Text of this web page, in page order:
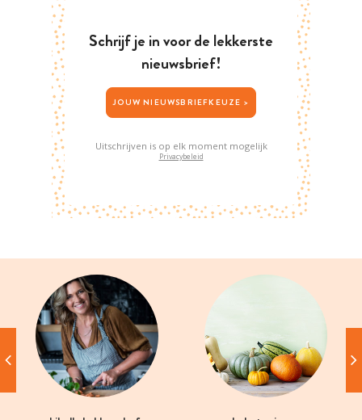
Schrijf je in voor de lekkerste
nieuwsbrief!
JOUW NIEUWSBRIEFKEUZE >
Uitschrijven is op elk moment mogelijk
Privacybeleid